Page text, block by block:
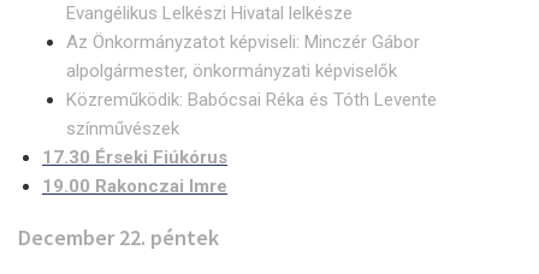
Evangélikus Lelkészi Hivatal lelkésze
Az Önkormányzatot képviseli: Minczér Gábor
alpolgármester, önkormányzati képviselők
Közreműködik: Babócsai Réka és Tóth Levente
színművészek
17.30 Érseki Fiúkórus
19.00 Rakonczai Imre
December 22. péntek